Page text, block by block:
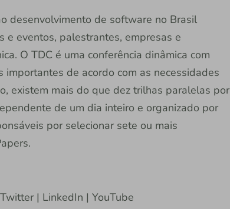
desenvolvimento de software no Brasil
e eventos, palestrantes, empresas e
O TDC é uma conferência dinâmica com
de acordo com as necessidades
existem mais do que dez trilhas paralelas por
de um dia inteiro e organizado por
por selecionar sete ou mais
| LinkedIn | YouTube